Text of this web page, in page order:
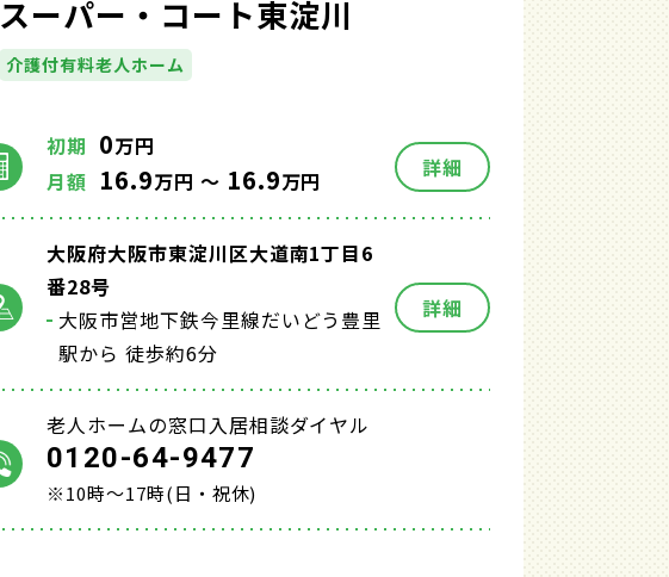
スーパー・コート東淀川
介護付有料老人ホーム
初期 0万円
月額 16.9万円 ～ 16.9万円 詳細
大阪府大阪市東淀川区大道南1丁目6
番28号
大阪市営地下鉄今里線だいどう豊里
駅から 徒歩約6分
詳細
老人ホームの窓口入居相談ダイヤル
0120-64-9477
※10時～17時(日・祝休)